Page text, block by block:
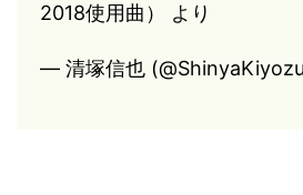
2018使用曲） より
— 清塚信也